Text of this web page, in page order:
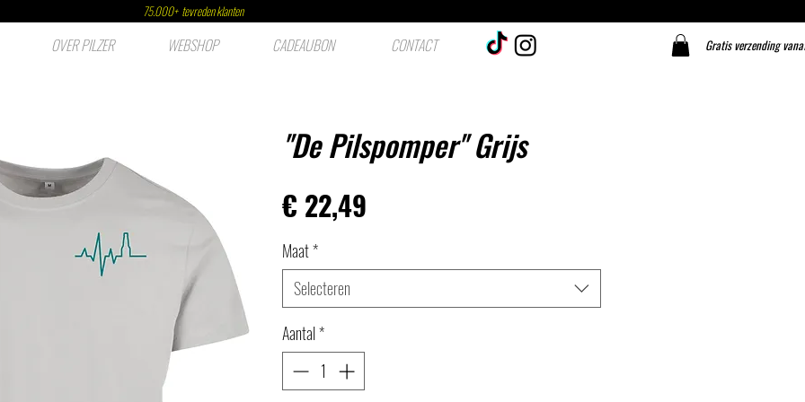
75.000+ tevreden klanten
OVER PILZER WEBSHOP CADEAUBON CONTACT Gratis verzending
''De Pilspomper'' Grijs
€ 22,49
Maat*
Selecteren
Aantal*